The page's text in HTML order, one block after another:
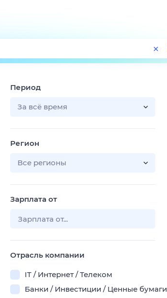
Поиск
ТВ-программа
Период
За всё время
Регион
Все регионы
Зарплата от
Отрасль компании
IT / Интернет / Телеком
Банки / Инвестиции / Ценные бумаги